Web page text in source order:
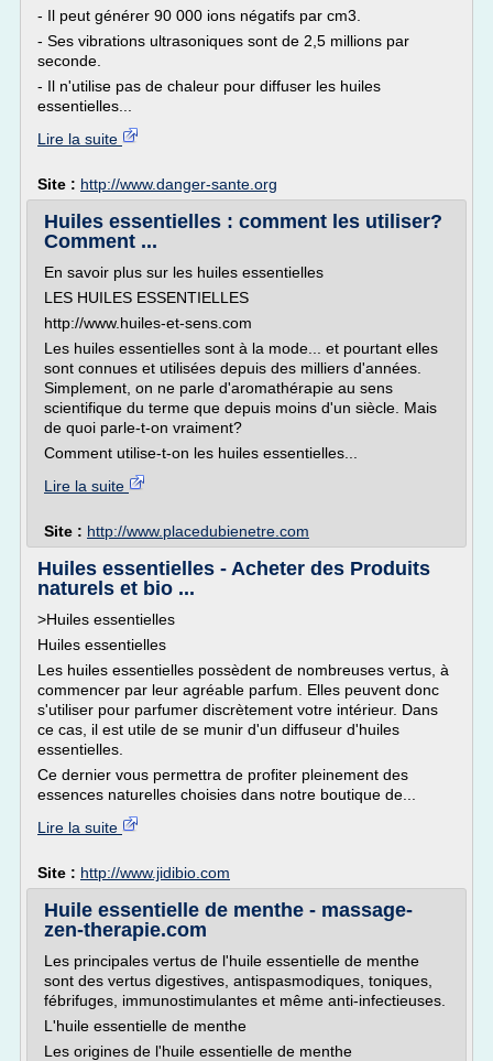
- Il peut générer 90 000 ions négatifs par cm3.
- Ses vibrations ultrasoniques sont de 2,5 millions par
seconde.
- Il n'utilise pas de chaleur pour diffuser les huiles
essentielles...
Lire la suite
Site : http://www.danger-sante.org
Huiles essentielles : comment les utiliser?
Comment ...
En savoir plus sur les huiles essentielles
LES HUILES ESSENTIELLES
http://www.huiles-et-sens.com
Les huiles essentielles sont à la mode... et pourtant elles
sont connues et utilisées depuis des milliers d'années.
Simplement, on ne parle d'aromathérapie au sens
scientifique du terme que depuis moins d'un siècle. Mais
de quoi parle-t-on vraiment?
Comment utilise-t-on les huiles essentielles...
Lire la suite
Site : http://www.placedubienetre.com
Huiles essentielles - Acheter des Produits
naturels et bio ...
>Huiles essentielles
Huiles essentielles
Les huiles essentielles possèdent de nombreuses vertus, à
commencer par leur agréable parfum. Elles peuvent donc
s'utiliser pour parfumer discrètement votre intérieur. Dans
ce cas, il est utile de se munir d'un diffuseur d'huiles
essentielles.
Ce dernier vous permettra de profiter pleinement des
essences naturelles choisies dans notre boutique de...
Lire la suite
Site : http://www.jidibio.com
Huile essentielle de menthe - massage-
zen-therapie.com
Les principales vertus de l'huile essentielle de menthe
sont des vertus digestives, antispasmodiques, toniques,
fébrifuges, immunostimulantes et même anti-infectieuses.
L'huile essentielle de menthe
Les origines de l'huile essentielle de menthe